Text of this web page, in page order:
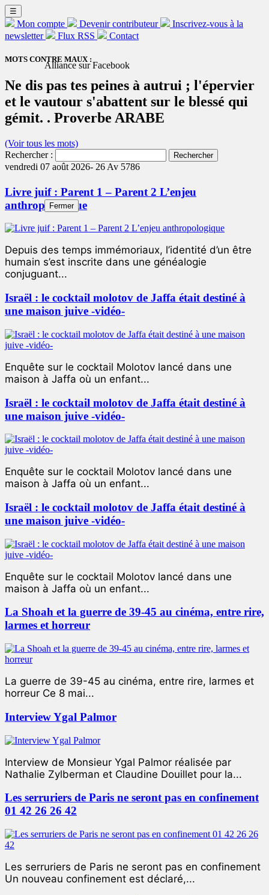
☰
Mon compte Devenir contributeur
Inscrivez-vous à la
newsletter
Flux RSS Contact
MOTS CONTRE MAUX :
Ne dis pas tes peines à autrui ; l'épervier
et le vautour s'abattent sur le blessé qui
gémit. . Proverbe ARABE
(Voir tous les mots)
Rechercher :
vendredi 07 août 2026- 26 Av 5786
Livre juif : Parent 1 – Parent 2 L’enjeu
anthropologique
Depuis des temps immémoriaux, l’identité d’un être
humain s’est inscrite dans une généalogie
conjuguant...
Israël : le cocktail molotov de Jaffa était destiné à
une maison juive -vidéo-
Enquête sur le cocktail Molotov lancé dans une
maison à Jaffa où un enfant...
Israël : le cocktail molotov de Jaffa était destiné à
une maison juive -vidéo-
Enquête sur le cocktail Molotov lancé dans une
maison à Jaffa où un enfant...
Israël : le cocktail molotov de Jaffa était destiné à
une maison juive -vidéo-
Enquête sur le cocktail Molotov lancé dans une
maison à Jaffa où un enfant...
La Shoah et la guerre de 39-45 au cinéma, entre rire,
larmes et horreur
La guerre de 39-45 au cinéma, entre rire, larmes et
horreur Ce 8 mai...
Interview Ygal Palmor
Interview de Monsieur Ygal Palmor réalisée par
Nathalie Zylberman et Claudine Douillet pour la...
Les serruriers de Paris ne seront pas en confinement
01 42 26 26 42
Les serruriers de Paris ne seront pas en confinement
Un nouveau confinement est déclaré,...
Alliance sur Facebook
Fermer